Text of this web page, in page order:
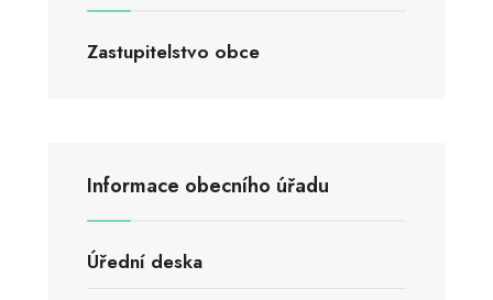
Zastupitelstvo obce
Informace obecního úřadu
Úřední deska